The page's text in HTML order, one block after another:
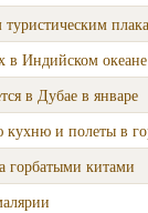
в Индийском
в Дубае в январе
кухню и полеты в
горбатыми китами